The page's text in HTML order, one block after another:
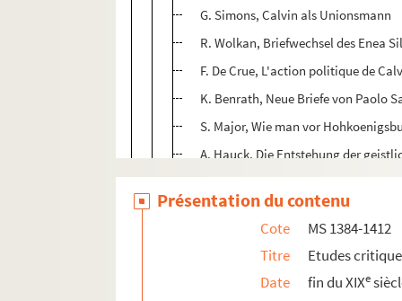
G. Simons, Calvin als Unionsmann
R. Wolkan, Briefwechsel des Enea
F. De Crue, L'action politique de
K. Benrath, Neue Briefe von Paolo
S. Major, Wie man vor
A. Hauck, Die Entstehung der
F. Graefe, Die Publicistik unt. Kais
Stanilas Mnémon, La Conspiration
C. Perroud, Nouveau fragment des
M. H. Williams, Le règne de
J. Combet, La société populaire de
Présentation du contenu
Cote
MS 1384-1412
Titre
Etudes
Date
fin du XIXe